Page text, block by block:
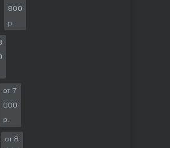
800
р.
от 7
000
р.
от 8